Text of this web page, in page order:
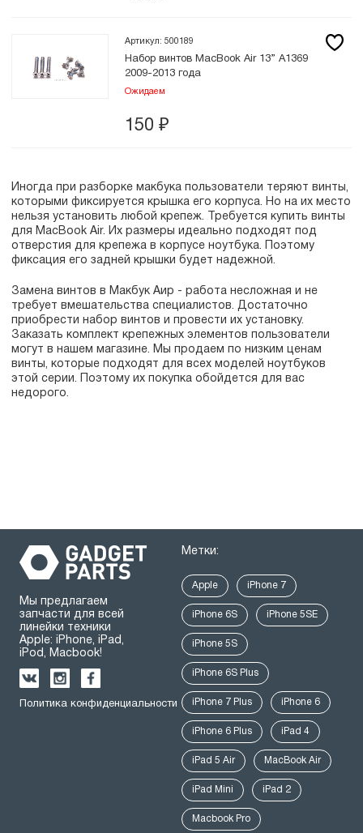
Артикул: 500189
Набор винтов MacBook Air 13” A1369
2009-2013 года
Ожидаем
150 ₽
Иногда при разборке макбука пользователи теряют винты,
которыми фиксируется крышка его корпуса. Но на их место
нельзя установить любой крепеж. Требуется купить винты
для MacBook Air. Их размеры идеально подходят под
отверстия для крепежа в корпусе ноутбука. Поэтому
фиксация его задней крышки будет надежной.
Замена винтов в Макбук Аир - работа несложная и не
требует вмешательства специалистов. Достаточно
приобрести набор винтов и провести их установку.
Заказать комплект крепежных элементов пользователи
могут в нашем магазине. Мы продаем по низким ценам
винты, которые подходят для всех моделей ноутбуков
этой серии. Поэтому их покупка обойдется для вас
недорого.
Мы предлагаем
запчасти для всей
линейки техники
Apple: iPhone, iPad,
iPod, Macbook!
Политика конфиденциальности
Метки:
Apple iPhone 7
iPhone 6S iPhone 5SE
iPhone 5S
iPhone 6S Plus
iPhone 7 Plus iPhone 6
iPhone 6 Plus iPad 4
iPad 5 Air MacBook Air
iPad Mini iPad 2
Macbook Pro